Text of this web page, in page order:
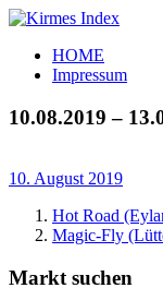
Zum
springen
Kirmes
Index
Tourpläne
der
HOME
Impressum
10.08.2019 –
10. August 2019
Hot Road
Magic-Fly
Markt suchen